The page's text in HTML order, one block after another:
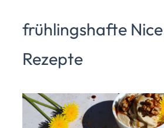
frühlingshafte
Rezepte